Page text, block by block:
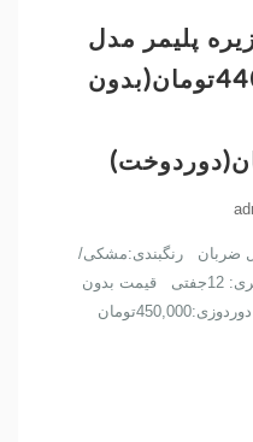
پلیمر مدل
ضربان قیمت:440,000تومان(بدون
ضربان رنگبندی:مشکی/
سفید سایزبندی:37/40 تعدادسری: 12جفتی قیمت بدون